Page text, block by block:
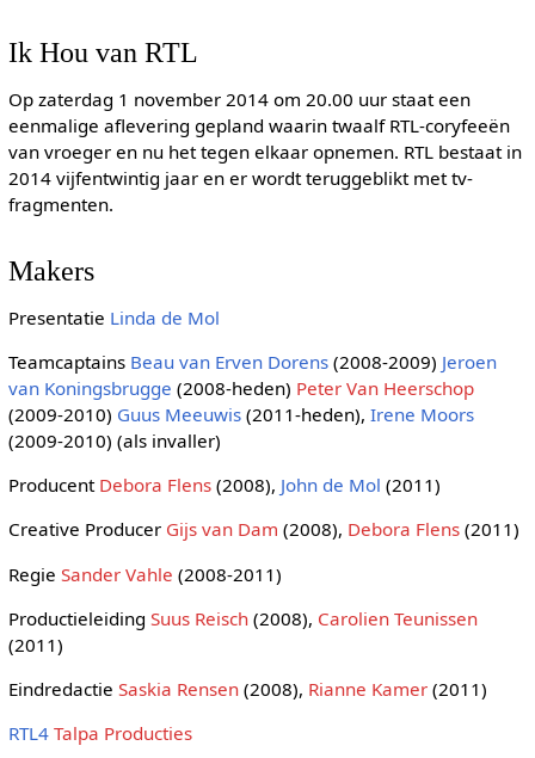
Ik Hou van RTL
Op zaterdag 1 november 2014 om 20.00 uur staat een
eenmalige aflevering gepland waarin twaalf RTL-coryfeeën
van vroeger en nu het tegen elkaar opnemen. RTL bestaat in
2014 vijfentwintig jaar en er wordt teruggeblikt met tv-
fragmenten.
Makers
Presentatie Linda de Mol
Teamcaptains Beau van Erven Dorens(2008-2009) Jeroen
van Koningsbrugge (2008-heden) Peter Van Heerschop
(2009-2010) Guus Meeuwis(2011-heden), Irene Moors
(2009-2010) (als invaller)
Producent Debora Flens(2008), John de Mol (2011)
Creative Producer Gijs van Dam (2008), Debora Flens(2011)
Regie Sander Vahle (2008-2011)
Productieleiding Suus Reisch(2008), Carolien Teunissen
(2011)
Eindredactie Saskia Rensen(2008), Rianne Kamer(2011)
RTL4 Talpa Producties